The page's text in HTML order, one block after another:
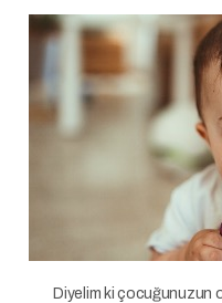
Diyelim ki çocuğunuzun